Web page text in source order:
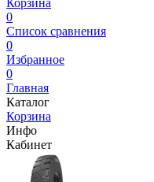
Корзина
0
Список сравнения
0
Избранное
0
Главная
Каталог
Корзина
Инфо
Кабинет